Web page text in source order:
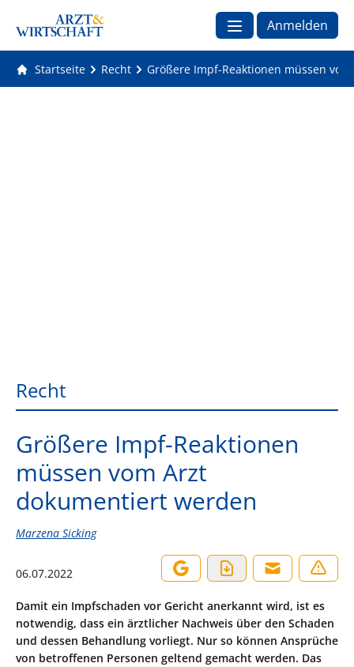
Anmelden
Startseite Recht Größere Impf-Reaktionen müssen
Recht
Größere Impf-Reaktionen
müssen vom Arzt
dokumentiert werden
Marzena Sicking
06.07.2022
Damit ein Impfschaden vor Gericht anerkannt wird, ist es
notwendig, dass ein ärztlicher Nachweis über den Schaden
und dessen Behandlung vorliegt. Nur so können Ansprüche
von betroffenen Personen geltend gemacht werden. Das